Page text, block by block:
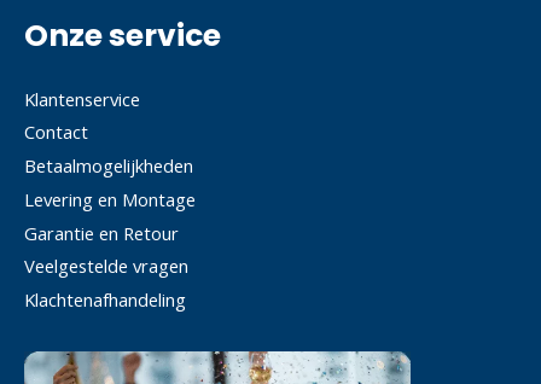
Onze service
Klantenservice
Contact
Betaalmogelijkheden
Levering en Montage
Garantie en Retour
Veelgestelde vragen
Klachtenafhandeling